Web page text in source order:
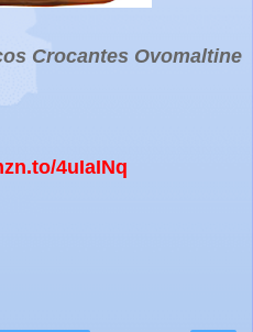
Crocantes Ovomaltine
4uIaINq